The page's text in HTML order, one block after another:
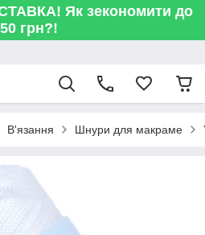
Як зекономити до
грн?!
В'язання Шнури для макраме